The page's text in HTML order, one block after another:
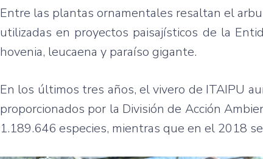
Entre las plantas ornamentales resaltan el
utilizadas en proyectos paisajísticos de la
hovenia, leucaena y paraíso gigante.
En los últimos tres años, el vivero de ITAIPU
proporcionados por la División de Acción
1.189.646 especies, mientras que en el 2018